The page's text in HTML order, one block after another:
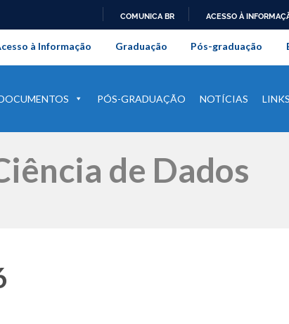
PARA
O
COMUNICA BR ACESSO À
da Universidade Federal
à Informação Graduação Pós-graduação
PÓS-GRADUAÇÃO NOTÍCIAS
de Dados